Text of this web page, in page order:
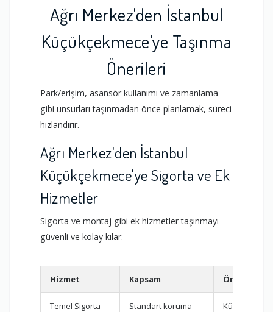
Ağrı Merkez'den İstanbul
Küçükçekmece'ye Taşınma
Önerileri
Park/erişim, asansör kullanımı ve zamanlama
gibi unsurları taşınmadan önce planlamak, süreci
hızlandırır.
Ağrı Merkez'den İstanbul
Küçükçekmece'ye Sigorta ve Ek
Hizmetler
Sigorta ve montaj gibi ek hizmetler taşınmayı
güvenli ve kolay kılar.
Hizmet Kapsam Önerilen
Temel Sigorta Standart koruma Küçük